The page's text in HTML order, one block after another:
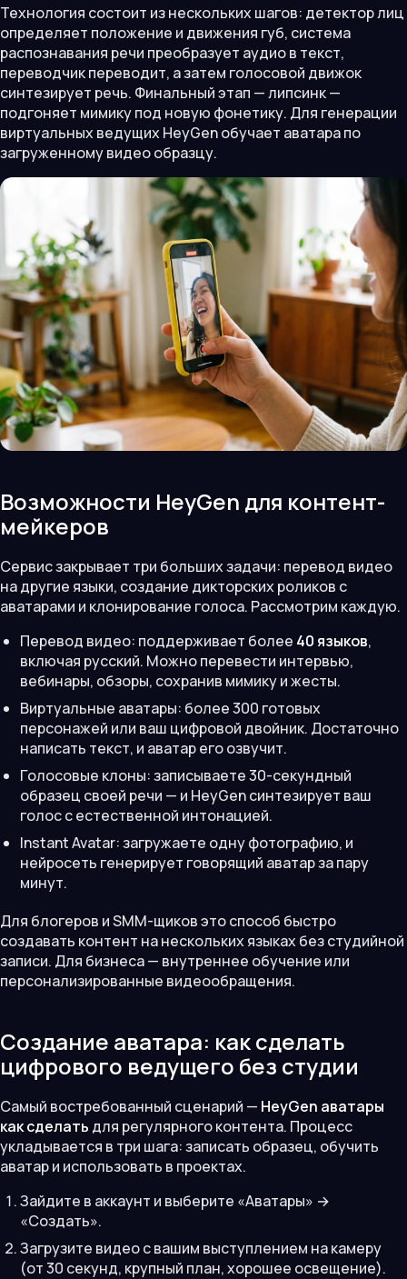
Технология состоит из нескольких шагов: детектор лиц
определяет положение и движения губ, система
распознавания речи преобразует аудио в текст,
переводчик переводит, а затем голосовой движок
синтезирует речь. Финальный этап — липсинк —
подгоняет мимику под новую фонетику. Для генерации
виртуальных ведущих HeyGen обучает аватара по
загруженному видео образцу.
Возможности HeyGen для контент-
мейкеров
Сервис закрывает три больших задачи: перевод видео
на другие языки, создание дикторских роликов с
аватарами и клонирование голоса. Рассмотрим каждую.
Перевод видео: поддерживает более 40 языков,
включая русский. Можно перевести интервью,
вебинары, обзоры, сохранив мимику и жесты.
Виртуальные аватары: более 300 готовых
персонажей или ваш цифровой двойник. Достаточно
написать текст, и аватар его озвучит.
Голосовые клоны: записываете 30-секундный
образец своей речи — и HeyGen синтезирует ваш
голос с естественной интонацией.
Instant Avatar: загружаете одну фотографию, и
нейросеть генерирует говорящий аватар за пару
минут.
Для блогеров и SMM-щиков это способ быстро
создавать контент на нескольких языках без студийной
записи. Для бизнеса — внутреннее обучение или
персонализированные видеообращения.
Создание аватара: как сделать
цифрового ведущего без студии
Самый востребованный сценарий — HeyGen аватары
как сделать для регулярного контента. Процесс
укладывается в три шага: записать образец, обучить
аватар и использовать в проектах.
Зайдите в аккаунт и выберите «Аватары» →
«Создать».
Загрузите видео с вашим выступлением на камеру
(от 30 секунд, крупный план, хорошее освещение).